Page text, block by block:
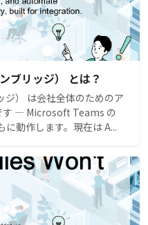
リッジ） とは？
） は会社全体のためのア
す — Microsoft Teams の
動作します。現在は A...